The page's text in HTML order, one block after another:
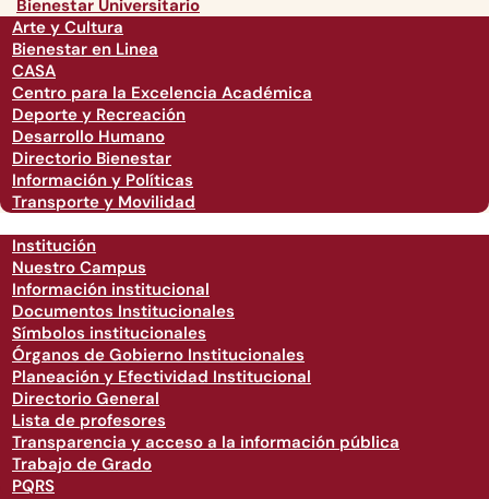
Bienestar Universitario
Arte y Cultura
Bienestar en Linea
CASA
Centro para la Excelencia Académica
Deporte y Recreación
Desarrollo Humano
Directorio Bienestar
Información y Políticas
Transporte y Movilidad
Institución
Nuestro Campus
Información institucional
Documentos Institucionales
Símbolos institucionales
Órganos de Gobierno Institucionales
Planeación y Efectividad Institucional
Directorio General
Lista de profesores
Transparencia y acceso a la información pública
Trabajo de Grado
PQRS